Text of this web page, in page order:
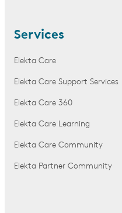
Services
Elekta Care
Elekta Care Support Services
Elekta Care 360
Elekta Care Learning
Elekta Care Community
Elekta Partner Community